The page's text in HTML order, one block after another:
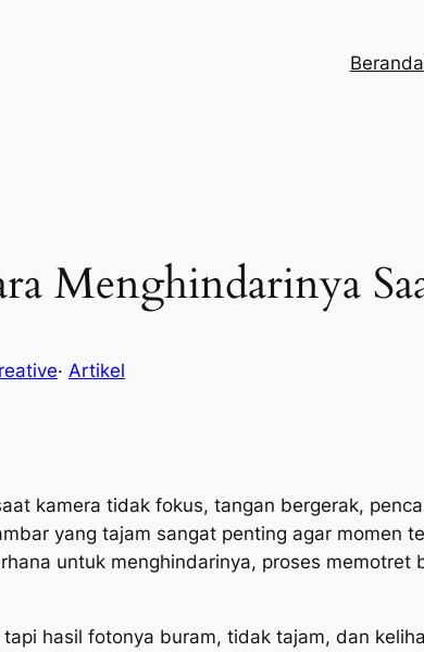
Beranda
Menghindarinya
· Artikel
kamera tidak fokus, tangan bergerak,
yang tajam sangat penting agar momen
untuk menghindarinya, proses
hasil fotonya buram, tidak tajam, dan